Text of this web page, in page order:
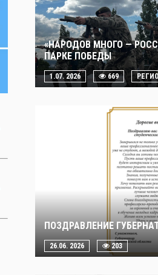
«НАРОДОВ МНОГО —
ПАРКЕ ПОБЕДЫ
1.07. 2026 669
ПОЗДРАВЛЕНИЕ
26.06. 2026 203